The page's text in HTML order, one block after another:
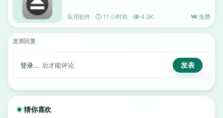
应用软件 11 小时前 4.5K 免费
发表回复
登录... 后才能评论
猜你喜欢